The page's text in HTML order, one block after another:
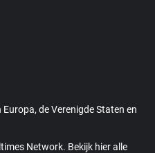
de Verenigde Staten en
Network. Bekijk hier alle